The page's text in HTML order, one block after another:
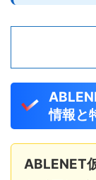
情報と
ABLENET